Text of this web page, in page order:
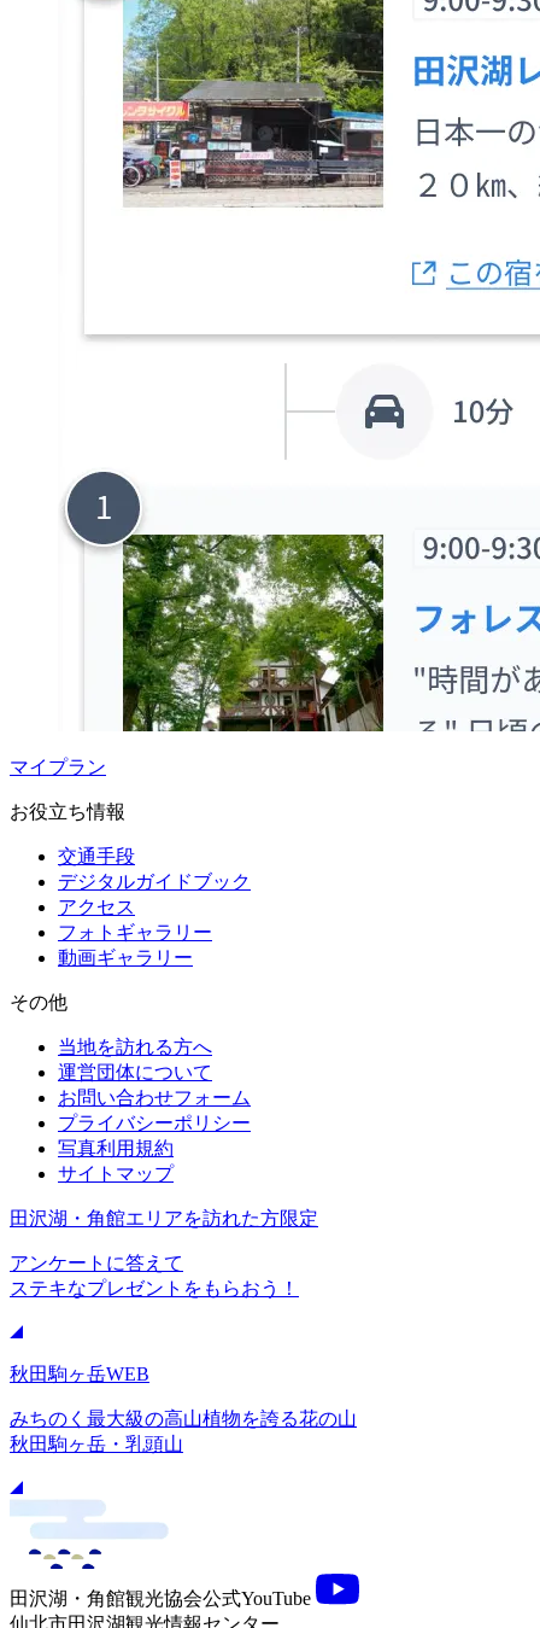
マイプラン
お役立ち情報
交通手段
デジタルガイドブック
アクセス
フォトギャラリー
動画ギャラリー
その他
当地を訪れる方へ
運営団体について
お問い合わせフォーム
プライバシーポリシー
写真利用規約
サイトマップ
田沢湖・角館エリアを訪れた方限定
アンケートに答えて
ステキなプレゼントをもらおう！
秋田駒ヶ岳WEB
みちのく最大級の高山植物を誇る花の山
秋田駒ヶ岳・乳頭山
田沢湖・角館観光協会公式YouTube
仙北市田沢湖観光情報センター